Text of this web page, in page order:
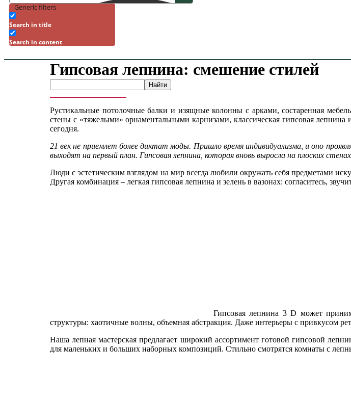
Generic filters
Search in title
Search in content
Гипсовая лепнина: смешение стилей
Рустикальные потолочные балки и изящные колонны с арками, состаренная
стены с «тяжелыми» орнаментальными карнизами, классическая гипсовая
сегодня.
21 век не приемлет более диктат моды. Пришло время индивидуализма, и оно
выходят на первый план. Гипсовая лепнина, которая вновь выросла на плоских
Люди с эстетическим взглядом на мир всегда любили окружать себя предметами
Другая комбинация – легкая гипсовая лепнина и зелень в вазонах: согласитесь,
Гипсовая лепнина 3 D может
структуры: хаотичные волны, объемная абстракция. Даже интерьеры с привкусом
Наша лепная мастерская предлагает широкий ассортимент готовой гипсовой
для маленьких и больших наборных композиций. Стильно смотрятся комнаты с